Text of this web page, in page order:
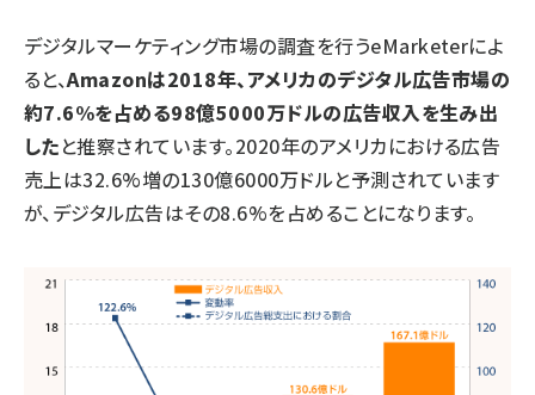
デジタルマーケティング市場の調査を行うeMarketerによ
ると、Amazonは2018年、アメリカのデジタル広告市場の
約7.6%を占める98億5000万ドルの広告収入を生み出
したと推察されています。2020年のアメリカにおける広告
売上は32.6%増の130億6000万ドルと予測されています
が、デジタル広告はその8.6%を占めることになります。